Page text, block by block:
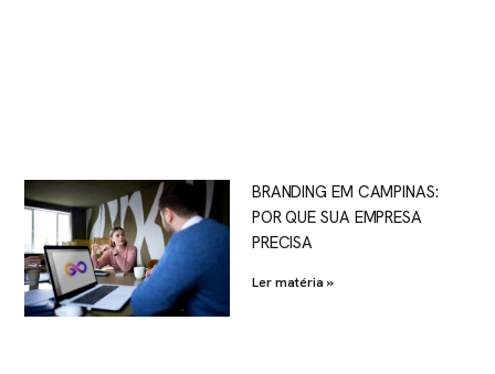
BRANDING EM CAMPINAS:
POR QUE SUA EMPRESA
PRECISA
Ler matéria »